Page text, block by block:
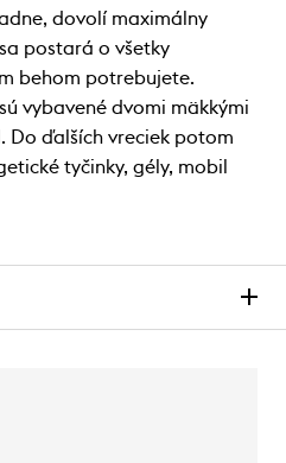
dovolí maximálny
postará o všetky
behom potrebujete.
vybavené dvomi mäkkými
Do ďalších vreciek potom
tyčinky, gély, mobil